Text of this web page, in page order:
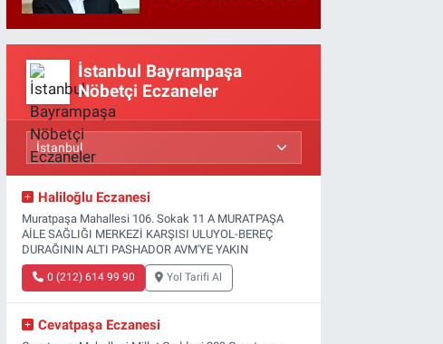
İstanbul Bayrampaşa
Nöbetçi Eczaneler
Haliloğlu Eczanesi
Muratpaşa Mahallesi 106. Sokak 11 A MURATPAŞA
AİLE SAĞLIĞI MERKEZİ KARŞISI ULUYOL-BEREÇ
DURAĞININ ALTI PASHADOR AVM'YE YAKIN
0 (212) 614 99 90 Yol Tarifi Al
Cevatpaşa Eczanesi